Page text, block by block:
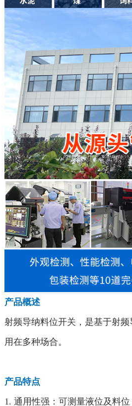
产品概述
射频导纳料位开关，是基于射
用在多种场合。
产品特点
1. 通用性强：可测量液位及料